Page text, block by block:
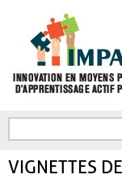
FORMULAIRE DE
VIGNETTES